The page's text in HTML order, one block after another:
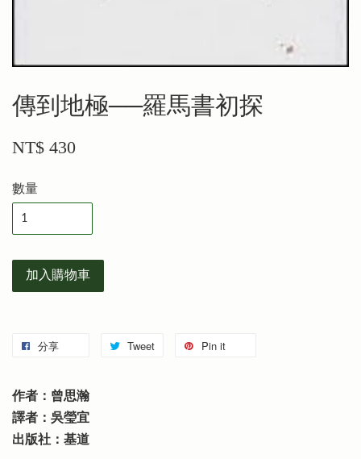
傳到地極──羅馬書初探
NT$ 430
數量
加入購物車
分享 Tweet Pin it
作者：曾思瀚
譯者：吳瑩宜
出版社：基道